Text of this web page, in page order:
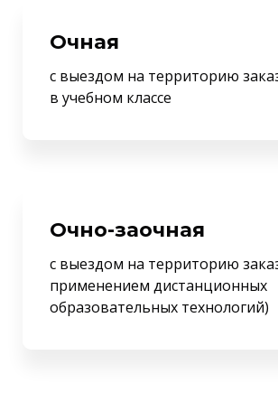
Очная
с выездом на территорию
в учебном классе
Очно-заочная
с выездом на территорию
применением дистанционных
образовательных технологий)